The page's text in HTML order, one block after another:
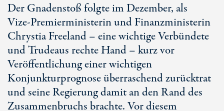
Der Gnadenstoß folgte im Dezember, als
Vize-Premierministerinund Finanzministerin
Chrystia Freeland – eine wichtige Verbündete
und Trudeaus rechte Hand – kurz vor
Veröffentlichung einer wichtigen
Konjunkturprognose überraschend zurücktrat
und seine Regierung damit an den Rand des
Zusammenbruchs brachte. Vor diesem